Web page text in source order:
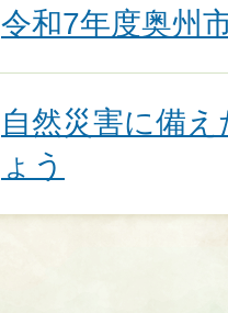
令和7年度奥州
自然災害に備
ょう